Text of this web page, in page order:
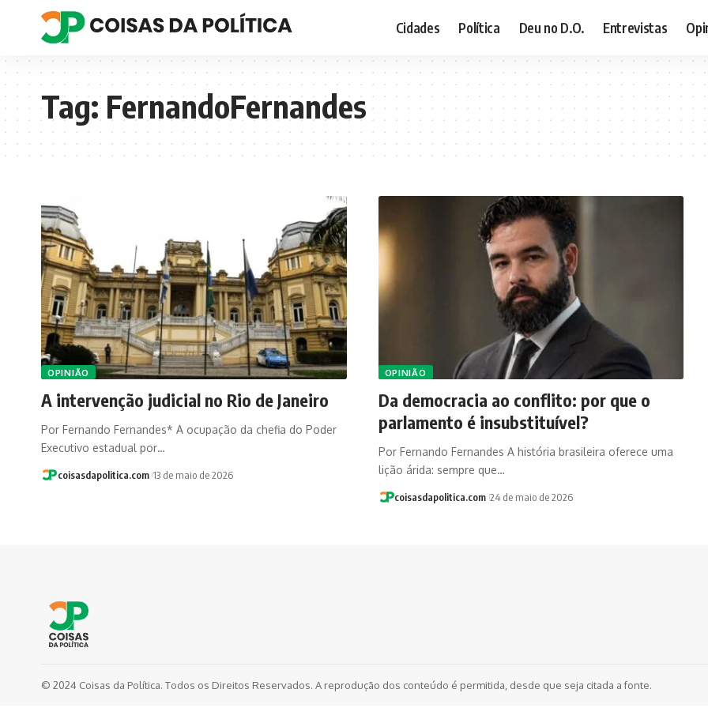
Cidades Política Deu no D.O. Entrevistas
Tag:FernandoFernandes
OPINIÃO
A intervenção judicial no Rio de Janeiro
Por Fernando Fernandes* A ocupação da chefia do Poder
Executivo estadual por…
coisasdapolitica.com 13 de maio de 2026
OPINIÃO
Da democracia ao conflito: por que o
parlamento é insubstituível?
Por Fernando Fernandes A história brasileira oferece uma
lição árida: sempre que…
coisasdapolitica.com 24 de maio de 2026
© 2024 Coisas da Política. Todos os Direitos Reservados. A reprodução dos conteúdo é permitida, desde que seja citada a fonte.